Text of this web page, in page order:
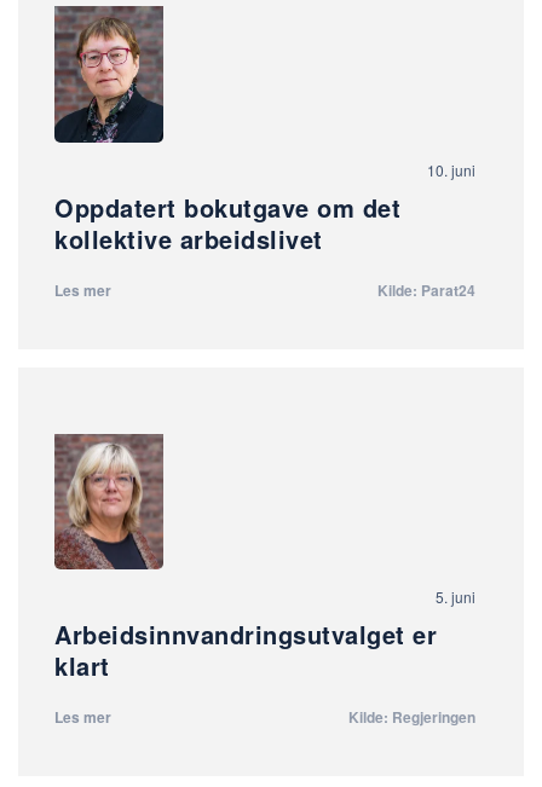
10. juni
Oppdatert bokutgave om det
kollektive arbeidslivet
Les mer Kilde: Parat24
5. juni
Arbeidsinnvandringsutvalget er
klart
Les mer Kilde: Regjeringen